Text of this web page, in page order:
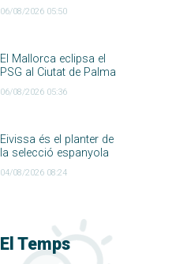
06/08/2026 05:50
El Mallorca eclipsa el
PSG al Ciutat de Palma
06/08/2026 05:36
Eivissa és el planter de
la selecció espanyola
04/08/2026 08:24
El Temps